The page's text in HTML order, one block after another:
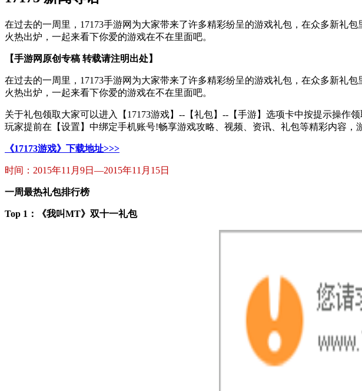
在过去的一周里，17173手游网为大家带来了许多精彩纷呈的游戏礼包，在众多新礼
火热出炉，一起来看下你爱的游戏在不在里面吧。
【手游网原创专稿 转载请注明出处】
在过去的一周里，17173手游网为大家带来了许多精彩纷呈的游戏礼包，在众多新礼
火热出炉，一起来看下你爱的游戏在不在里面吧。
关于礼包领取大家可以进入【17173游戏】--【礼包】--【手游】选项卡中按提示操作
玩家提前在【设置】中绑定手机账号!畅享游戏攻略、视频、资讯、礼包等精彩内容，
《17173游戏》下载地址>>>
时间：2015年11月9日—2015年11月15日
一周最热礼包排行榜
Top 1 ：《我叫MT》双十一礼包